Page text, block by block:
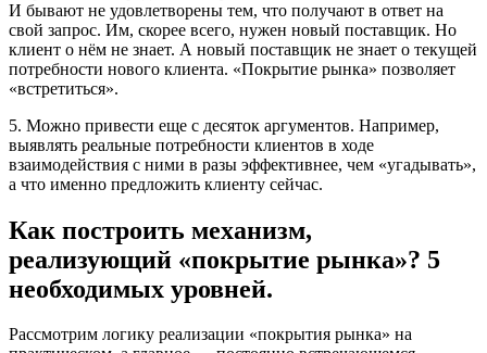
И бывают не удовлетворены тем, что получают в ответ на
свой запрос. Им, скорее всего, нужен новый поставщик. Но
клиент о нём не знает. А новый поставщик не знает о текущей
потребности нового клиента. «Покрытие рынка» позволяет
«встретиться».
5. Можно привести еще с десяток аргументов. Например,
выявлять реальные потребности клиентов в ходе
взаимодействия с ними в разы эффективнее, чем «угадывать»,
а что именно предложить клиенту сейчас.
Как построить механизм,
реализующий «покрытие рынка»? 5
необходимых уровней.
Рассмотрим логику реализации «покрытия рынка» на